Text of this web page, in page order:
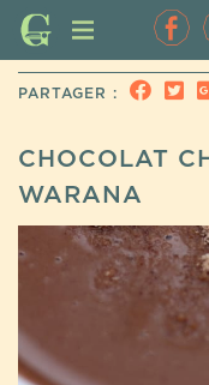
PARTAGER :
CHOCOLAT
WARANA